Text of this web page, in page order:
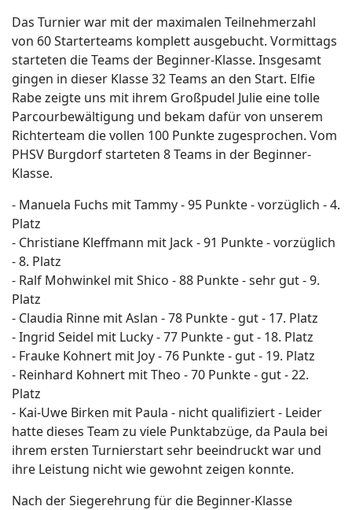
Das Turnier war mit der maximalen Teilnehmerzahl
von 60 Starterteams komplett ausgebucht. Vormittags
starteten die Teams der Beginner-Klasse. Insgesamt
gingen in dieser Klasse 32 Teams an den Start. Elfie
Rabe zeigte uns mit ihrem Großpudel Julie eine tolle
Parcourbewältigung und bekam dafür von unserem
Richterteam die vollen 100 Punkte zugesprochen. Vom
PHSV Burgdorf starteten 8 Teams in der Beginner-
Klasse.
- Manuela Fuchs mit Tammy - 95 Punkte - vorzüglich - 4.
Platz
- Christiane Kleffmann mit Jack - 91 Punkte - vorzüglich
- 8. Platz
- Ralf Mohwinkel mit Shico - 88 Punkte - sehr gut - 9.
Platz
- Claudia Rinne mit Aslan - 78 Punkte - gut - 17. Platz
- Ingrid Seidel mit Lucky - 77 Punkte - gut - 18. Platz
- Frauke Kohnert mit Joy - 76 Punkte - gut - 19. Platz
- Reinhard Kohnert mit Theo - 70 Punkte - gut - 22.
Platz
- Kai-Uwe Birken mit Paula - nicht qualifiziert - Leider
hatte dieses Team zu viele Punktabzüge, da Paula bei
ihrem ersten Turnierstart sehr beeindruckt war und
ihre Leistung nicht wie gewohnt zeigen konnte.
Nach der Siegerehrung für die Beginner-Klasse